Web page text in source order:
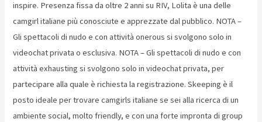
inspire. Presenza fissa da oltre 2 anni su RIV, Lolita è una delle
camgirl italiane più conosciute e apprezzate dal pubblico. NOTA –
Gli spettacoli di nudo e con attività onerous si svolgono solo in
videochat privata o esclusiva. NOTA – Gli spettacoli di nudo e con
attività exhausting si svolgono solo in videochat privata, per
partecipare alla quale è richiesta la registrazione. Skeeping è il
posto ideale per trovare camgirls italiane se sei alla ricerca di un
ambiente social, molto friendly, e con una forte impronta di group